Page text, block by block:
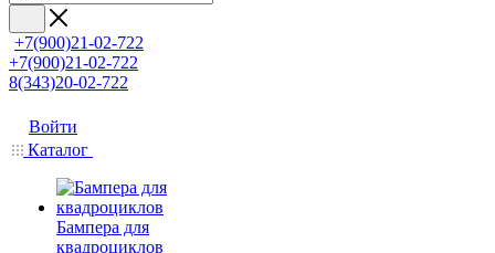
+7(900)21-02-722
+7(900)21-02-722
8(343)20-02-722
Войти
Каталог
Бампера для
квадроциклов